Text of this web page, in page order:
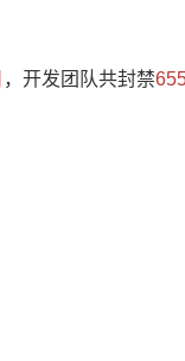
，开发团队共封禁